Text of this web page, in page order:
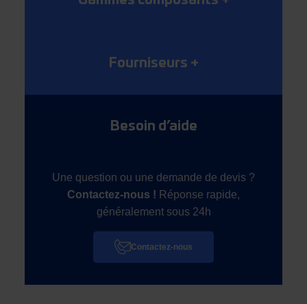
Fourniseurs +
Besoin d’aide
Une question ou une demande de devis ?
Contactez-nous ! Réponse rapide,
généralement sous 24h
Contactez-nous